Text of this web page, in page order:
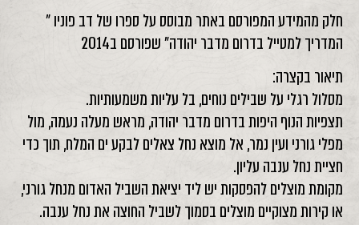
חלק מהמידע המפורסם באתר מבוסס על ספרו של דב פוניו "
המדריך למטייל בדרום מדבר יהודה" שפורסם ב2014
תיאור בקצרה:
מסלול רגלי על שבילים נוחים, בל עליות משמעותיות.
תצפיות הנוף היפות בדרום מדבר יהודה, מראש מעלה נעמה, מול
מפלי גורני ועין נמר, אל מוצא נחל צאלים לבקע ים המלח, תוך כדי
חציית נחל ענבה עליון.
מקומת מוצלים להפסקות יש ליד יציאת השביל האדום מנחל גורני,
או קירות מצוקיים מוצלים בסמוך לשביל החוצה את נחל ענבה.